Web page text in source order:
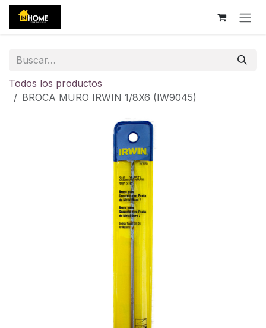
Ir al contenido
Todos los productos
BROCA MURO IRWIN 1/8X6 (IW9045)